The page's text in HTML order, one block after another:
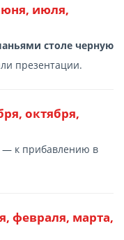
июля,
столе черную
презентации.
октября,
— к прибавлению в
февраля, марта,